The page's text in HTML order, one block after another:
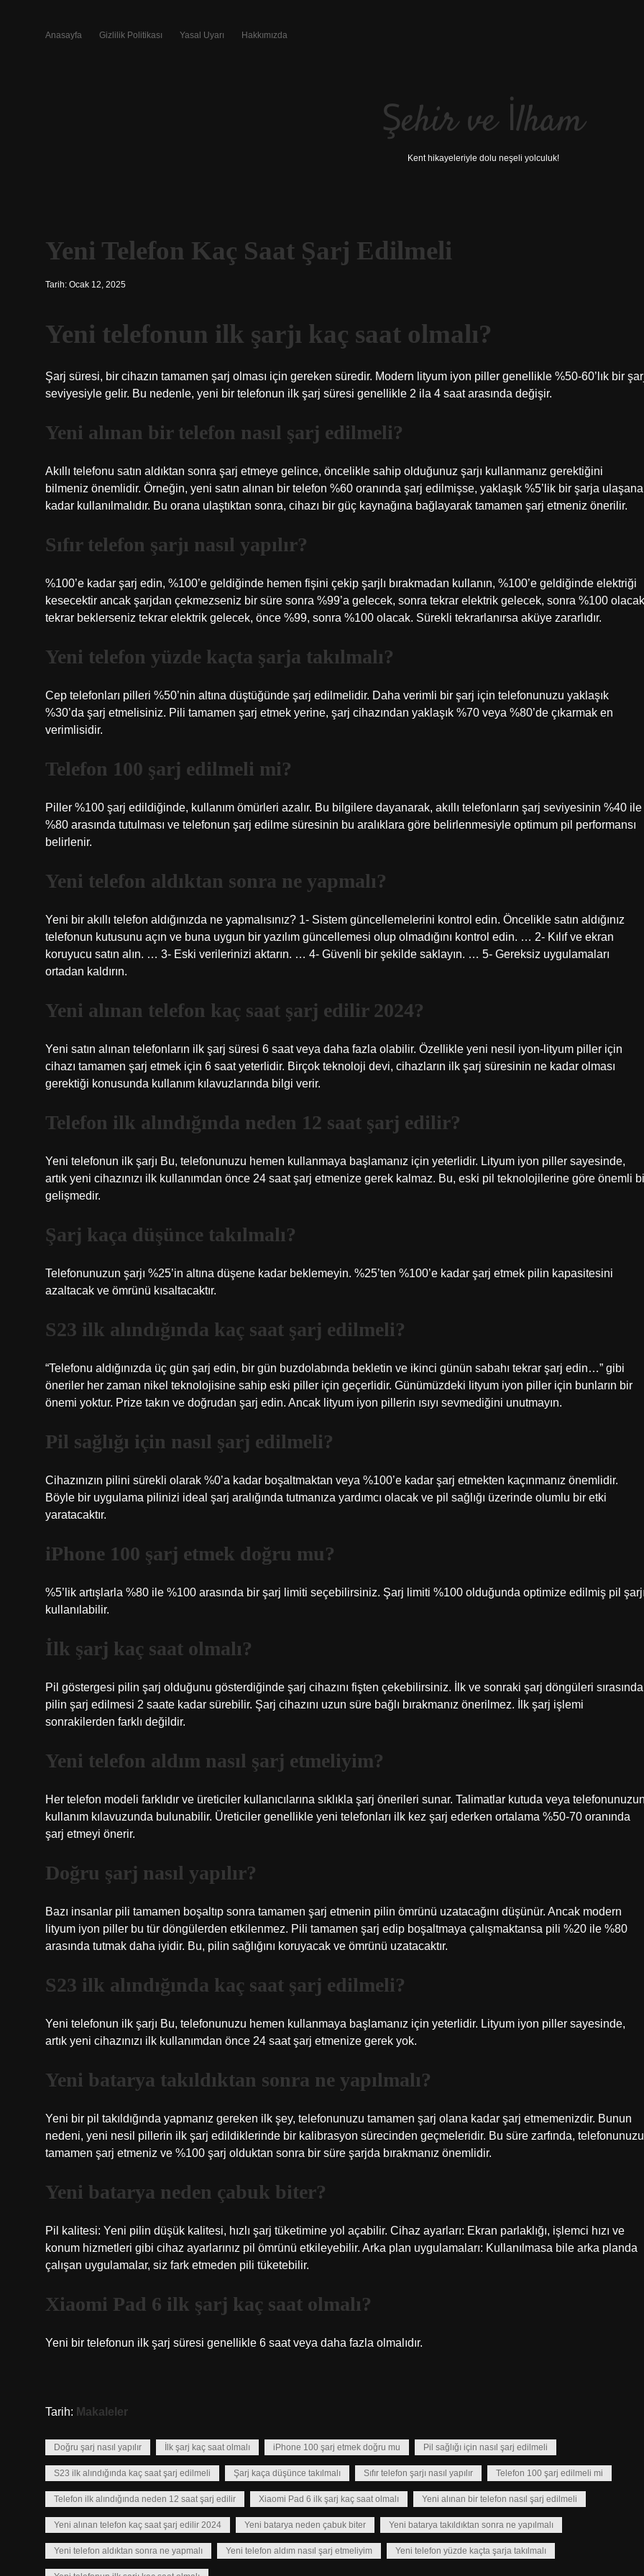
Anasayfa Gizlilik Politikası Yasal Uyarı Hakkımızda
Şehir ve İlham
Kent hikayeleriyle dolu neşeli yolculuk!
Yeni Telefon Kaç Saat Şarj Edilmeli
Tarih: Ocak 12, 2025
Yeni telefonun ilk şarjı kaç saat olmalı?
Şarj süresi, bir cihazın tamamen şarj olması için gereken süredir. Modern lityum iyon piller genellikle %50-60’lık bir
seviyesiyle gelir. Bu nedenle, yeni bir telefonun ilk şarj süresi genellikle 2 ila 4 saat arasında değişir.
Yeni alınan bir telefon nasıl şarj edilmeli?
Akıllı telefonu satın aldıktan sonra şarj etmeye gelince, öncelikle sahip olduğunuz şarjı kullanmanız gerektiğini
bilmeniz önemlidir. Örneğin, yeni satın alınan bir telefon %60 oranında şarj edilmişse, yaklaşık %5’lik bir şarja ulaşana
kadar kullanılmalıdır. Bu orana ulaştıktan sonra, cihazı bir güç kaynağına bağlayarak tamamen şarj etmeniz önerilir.
Sıfır telefon şarjı nasıl yapılır?
%100’e kadar şarj edin, %100’e geldiğinde hemen fişini çekip şarjlı bırakmadan kullanın, %100’e geldiğinde elektriği
kesecektir ancak şarjdan çekmezseniz bir süre sonra %99’a gelecek, sonra tekrar elektrik gelecek, sonra %100
tekrar beklerseniz tekrar elektrik gelecek, önce %99, sonra %100 olacak. Sürekli tekrarlanırsa aküye zararlıdır.
Yeni telefon yüzde kaçta şarja takılmalı?
Cep telefonları pilleri %50’nin altına düştüğünde şarj edilmelidir. Daha verimli bir şarj için telefonunuzu yaklaşık
%30’da şarj etmelisiniz. Pili tamamen şarj etmek yerine, şarj cihazından yaklaşık %70 veya %80’de çıkarmak en
verimlisidir.
Telefon 100 şarj edilmeli mi?
Piller %100 şarj edildiğinde, kullanım ömürleri azalır. Bu bilgilere dayanarak, akıllı telefonların şarj seviyesinin %40 ile
%80 arasında tutulması ve telefonun şarj edilme süresinin bu aralıklara göre belirlenmesiyle optimum pil performansı
belirlenir.
Yeni telefon aldıktan sonra ne yapmalı?
Yeni bir akıllı telefon aldığınızda ne yapmalısınız? 1- Sistem güncellemelerini kontrol edin. Öncelikle satın aldığınız
telefonun kutusunu açın ve buna uygun bir yazılım güncellemesi olup olmadığını kontrol edin. … 2- Kılıf ve ekran
koruyucu satın alın. … 3- Eski verilerinizi aktarın. … 4- Güvenli bir şekilde saklayın. … 5- Gereksiz uygulamaları
ortadan kaldırın.
Yeni alınan telefon kaç saat şarj edilir 2024?
Yeni satın alınan telefonların ilk şarj süresi 6 saat veya daha fazla olabilir. Özellikle yeni nesil iyon-lityum piller için
cihazı tamamen şarj etmek için 6 saat yeterlidir. Birçok teknoloji devi, cihazların ilk şarj süresinin ne kadar olması
gerektiği konusunda kullanım kılavuzlarında bilgi verir.
Telefon ilk alındığında neden 12 saat şarj edilir?
Yeni telefonun ilk şarjı Bu, telefonunuzu hemen kullanmaya başlamanız için yeterlidir. Lityum iyon piller sayesinde,
artık yeni cihazınızı ilk kullanımdan önce 24 saat şarj etmenize gerek kalmaz. Bu, eski pil teknolojilerine göre önemli
gelişmedir.
Şarj kaça düşünce takılmalı?
Telefonunuzun şarjı %25’in altına düşene kadar beklemeyin. %25’ten %100’e kadar şarj etmek pilin kapasitesini
azaltacak ve ömrünü kısaltacaktır.
S23 ilk alındığında kaç saat şarj edilmeli?
“Telefonu aldığınızda üç gün şarj edin, bir gün buzdolabında bekletin ve ikinci günün sabahı tekrar şarj edin…” gibi
öneriler her zaman nikel teknolojisine sahip eski piller için geçerlidir. Günümüzdeki lityum iyon piller için bunların bir
önemi yoktur. Prize takın ve doğrudan şarj edin. Ancak lityum iyon pillerin ısıyı sevmediğini unutmayın.
Pil sağlığı için nasıl şarj edilmeli?
Cihazınızın pilini sürekli olarak %0’a kadar boşaltmaktan veya %100’e kadar şarj etmekten kaçınmanız önemlidir.
Böyle bir uygulama pilinizi ideal şarj aralığında tutmanıza yardımcı olacak ve pil sağlığı üzerinde olumlu bir etki
yaratacaktır.
iPhone 100 şarj etmek doğru mu?
%5’lik artışlarla %80 ile %100 arasında bir şarj limiti seçebilirsiniz. Şarj limiti %100 olduğunda optimize edilmiş pil
kullanılabilir.
İlk şarj kaç saat olmalı?
Pil göstergesi pilin şarj olduğunu gösterdiğinde şarj cihazını fişten çekebilirsiniz. İlk ve sonraki şarj döngüleri
pilin şarj edilmesi 2 saate kadar sürebilir. Şarj cihazını uzun süre bağlı bırakmanız önerilmez. İlk şarj işlemi
sonrakilerden farklı değildir.
Yeni telefon aldım nasıl şarj etmeliyim?
Her telefon modeli farklıdır ve üreticiler kullanıcılarına sıklıkla şarj önerileri sunar. Talimatlar kutuda veya
kullanım kılavuzunda bulunabilir. Üreticiler genellikle yeni telefonları ilk kez şarj ederken ortalama %50-70 oranında
şarj etmeyi önerir.
Doğru şarj nasıl yapılır?
Bazı insanlar pili tamamen boşaltıp sonra tamamen şarj etmenin pilin ömrünü uzatacağını düşünür. Ancak modern
lityum iyon piller bu tür döngülerden etkilenmez. Pili tamamen şarj edip boşaltmaya çalışmaktansa pili %20 ile %80
arasında tutmak daha iyidir. Bu, pilin sağlığını koruyacak ve ömrünü uzatacaktır.
S23 ilk alındığında kaç saat şarj edilmeli?
Yeni telefonun ilk şarjı Bu, telefonunuzu hemen kullanmaya başlamanız için yeterlidir. Lityum iyon piller sayesinde,
artık yeni cihazınızı ilk kullanımdan önce 24 saat şarj etmenize gerek yok.
Yeni batarya takıldıktan sonra ne yapılmalı?
Yeni bir pil takıldığında yapmanız gereken ilk şey, telefonunuzu tamamen şarj olana kadar şarj etmemenizdir. Bunun
nedeni, yeni nesil pillerin ilk şarj edildiklerinde bir kalibrasyon sürecinden geçmeleridir. Bu süre zarfında, telefonunuzu
tamamen şarj etmeniz ve %100 şarj olduktan sonra bir süre şarjda bırakmanız önemlidir.
Yeni batarya neden çabuk biter?
Pil kalitesi: Yeni pilin düşük kalitesi, hızlı şarj tüketimine yol açabilir. Cihaz ayarları: Ekran parlaklığı, işlemci hızı ve
konum hizmetleri gibi cihaz ayarlarınız pil ömrünü etkileyebilir. Arka plan uygulamaları: Kullanılmasa bile arka planda
çalışan uygulamalar, siz fark etmeden pili tüketebilir.
Xiaomi Pad 6 ilk şarj kaç saat olmalı?
Yeni bir telefonun ilk şarj süresi genellikle 6 saat veya daha fazla olmalıdır.
Tarih: Makaleler
Doğru şarj nasıl yapılır İlk şarj kaç saat olmalı iPhone 100 şarj etmek doğru mu Pil sağlığı için nasıl şarj edilmeli
S23 ilk alındığında kaç saat şarj edilmeli Şarj kaça düşünce takılmalı Sıfır telefon şarjı nasıl yapılır Telefon 100 şarj edilmeli mi
Telefon ilk alındığında neden 12 saat şarj edilir Xiaomi Pad 6 ilk şarj kaç saat olmalı Yeni alınan bir telefon nasıl şarj edilmeli
Yeni alınan telefon kaç saat şarj edilir 2024 Yeni batarya neden çabuk biter Yeni batarya takıldıktan sonra ne yapılmalı
Yeni telefon aldıktan sonra ne yapmalı Yeni telefon aldım nasıl şarj etmeliyim Yeni telefon yüzde kaçta şarja takılmalı